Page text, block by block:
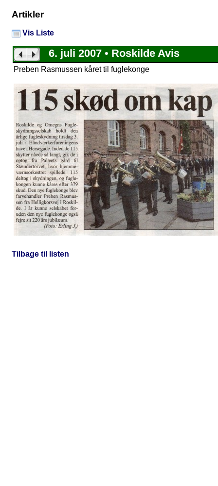
Artikler
Vis Liste
6. juli 2007 • Roskilde Avis
Preben Rasmussen kåret til fuglekonge
Tilbage til listen